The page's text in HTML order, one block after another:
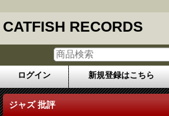
CATFISH RECORDS
ログイン 新規登録はこちら
ジャズ 批評